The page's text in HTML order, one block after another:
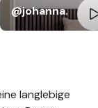
@johanna.
langlebige